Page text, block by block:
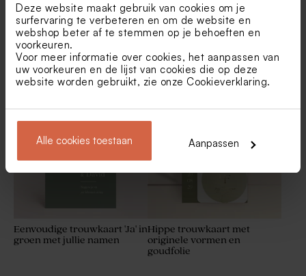
Deze website maakt gebruik van cookies om je
surfervaring te verbeteren en om de website en
webshop beter af te stemmen op je behoeften en
voorkeuren.
Voor meer informatie over cookies, het aanpassen van
uw voorkeuren en de lijst van cookies die op deze
website worden gebruikt, zie onze Cookieverklaring.
Alle cookies toestaan Aanpassen
Velvet doosje rond roze
Originele
huwelijksuitnodiging in
stolpvorm met foto
Originele trouwkaart in
stolpvorm met aparte
kaartjes
Eenvoudige trouwkaart 'Ja' in
groen met jullie namen
Hippe trouwkaart met
originele vormen en
goudfolie